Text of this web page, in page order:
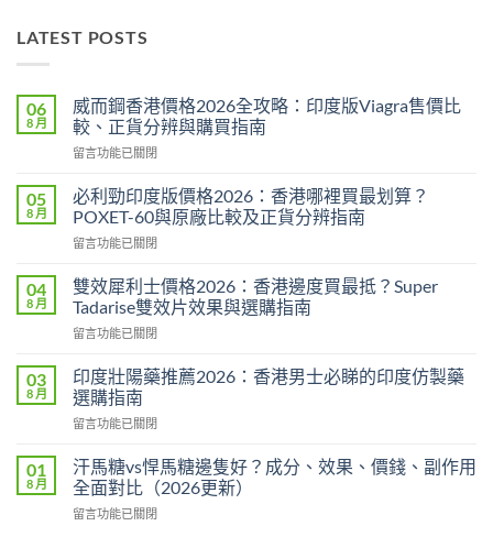
LATEST POSTS
06
8 月
威而鋼香港價格2026全攻略：印度版Viagra售價比
較、正貨分辨與購買指南
在
而
鋼
香
港
格
2026
攻
印
度
Viagra
價
比
較、
留言功能已關閉
05
8 月
必利勁印度版價格2026：香港哪裡買最划算？
POXET-60與原廠比較及正貨分辨指南
在
利
勁
印
度
價
格
2026：
香
哪
裡
最
留言功能已關閉
04
8 月
雙效犀利士價格2026：香港邊度買最抵？Super
Tadarise雙效片效果與選購指南
在
效
犀
利
士
格
2026：
香
港
留言功能已關閉
03
8 月
印度壯陽藥推薦2026：香港男士必睇的印度仿製藥
選購指南
在
度
壯
陽
藥
留言功能已關閉
01
8 月
汗馬糖vs悍馬糖邊隻好？成分、效果、價錢、副作用
全面對比（2026更新）
在
留言功能已關閉